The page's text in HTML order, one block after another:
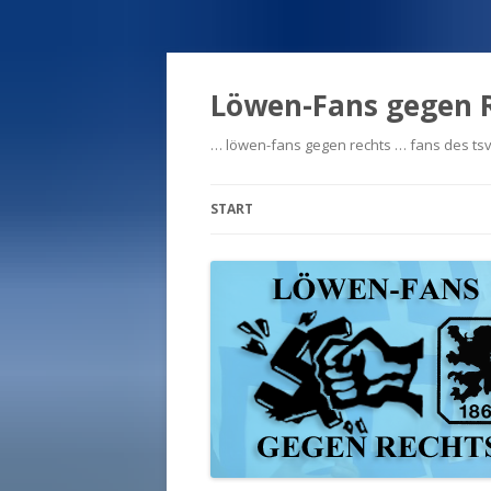
Löwen-Fans gegen
… löwen-fans gegen rechts … fans des
START